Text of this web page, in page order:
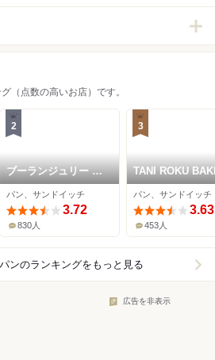
（点数の高いお店）です。
2
ブーランジュリー グ
ウ
パン、サンドイッチ
3.72
830人
3
TANI ROKU
PANENA
パン、サンドイッチ
3.63
453人
ンのランキングをもっと見る
広告を非表示